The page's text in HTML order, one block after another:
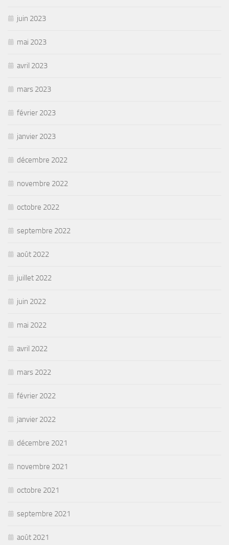
juin 2023
mai 2023
avril 2023
mars 2023
février 2023
janvier 2023
décembre 2022
novembre 2022
octobre 2022
septembre 2022
août 2022
juillet 2022
juin 2022
mai 2022
avril 2022
mars 2022
février 2022
janvier 2022
décembre 2021
novembre 2021
octobre 2021
septembre 2021
août 2021